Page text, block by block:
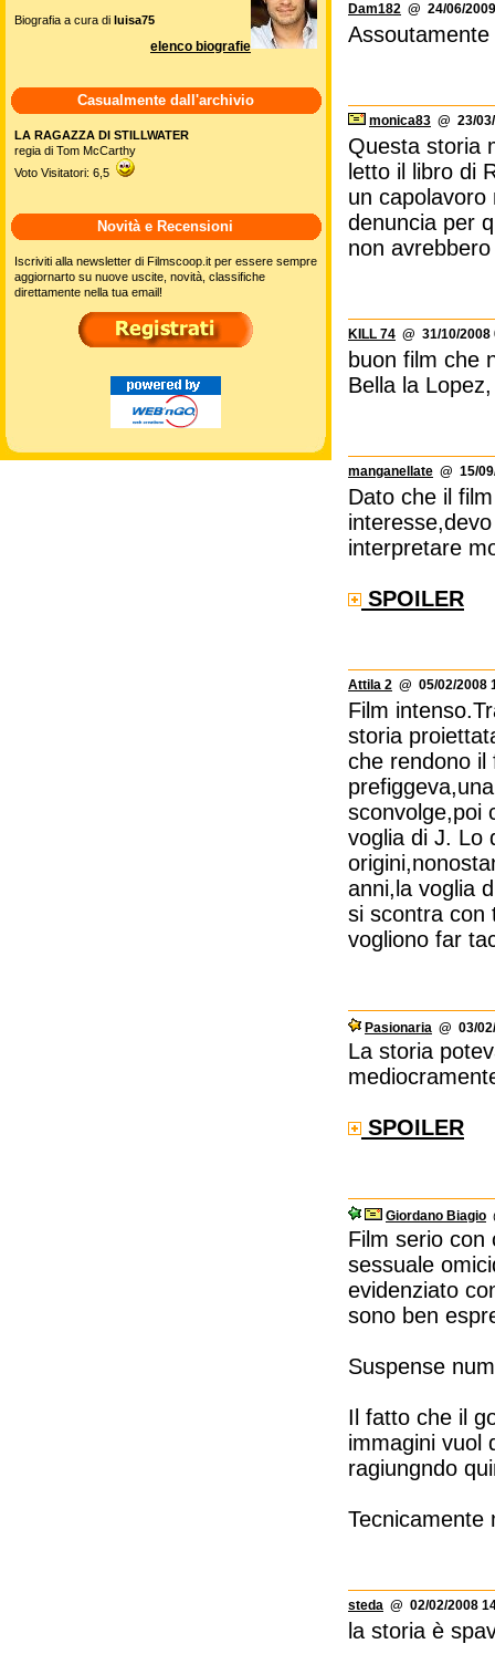
Dam182 @ 24/06/
monica83 @ 23/
Questa storia
letto il libro di
un
denuncia per
non
KILL 74 @ 31/10/2008
buon film che
Bella la
manganellate @ 15/
Dato che il
interpretare
SPOILER
Attila 2 @ 05/02/2008
Film
storia
che rendono il
sconvolge,poi
voglia di J. Lo
anni,la voglia
si scontra con
vogliono far
Pasionaria @ 03/
La storia
SPOILER
Giordano Biagio
Film serio con
sessuale
evidenziato
sono ben
Suspense
Il fatto che il
immagini vuol
ragiungndo
Tecnicamente
steda @ 02/02/2008
la storia è
Biografia a cura di luisa75
elenco biografie
Casualmente dall'archivio
LA RAGAZZA DI STILLWATER
regia di Tom McCarthy
Voto Visitatori: 6,5
Novità e Recensioni
Iscriviti alla newsletter di Filmscoop.it per essere sempre
aggiornarto su nuove uscite, novità, classifiche
direttamente nella tua email!